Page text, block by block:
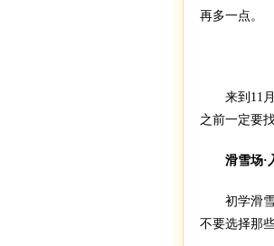
再多一点。
来到11月
之前一定要
滑雪场·
初学滑雪
不要选择那